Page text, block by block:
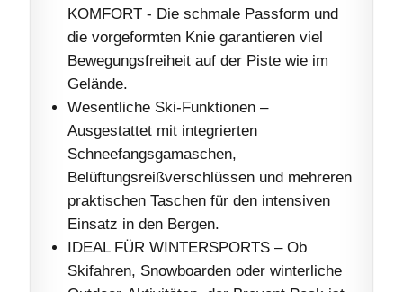
KOMFORT - Die schmale Passform und
die vorgeformten Knie garantieren viel
Bewegungsfreiheit auf der Piste wie im
Gelände.
Wesentliche Ski-Funktionen –
Ausgestattet mit integrierten
Schneefangsgamaschen,
Belüftungsreißverschlüssen und mehreren
praktischen Taschen für den intensiven
Einsatz in den Bergen.
IDEAL FÜR WINTERSPORTS – Ob
Skifahren, Snowboarden oder winterliche